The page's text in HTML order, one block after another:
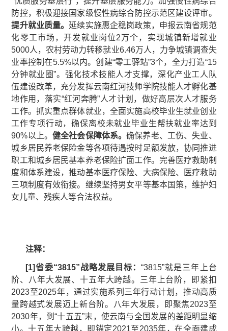
防控，积极迎接国家级慢性病综合防控示范区建设评审。
提升就业质量。 延续实施惠企稳岗政策，申报云南省规范
化零工市场，开发就业岗位2万个，实现城镇新增就业
5000人，农村劳动力转移就业6.46万人，力争城镇调查失
业率控制在5.5%以内。创建“零工驿站”3个，全力打造“15
分钟就业圈”。强化技术技能人才支撑，深化产业工人队
伍建设改革，充分发挥云南红河技师学院技能人才孵化基
地作用，落实“红河奔腾”人才计划，做好高层次人才服务
工作。抓实重点群体就业，全面实施高校毕业生就业创业
工作专项行动，确保离校未就业毕业生帮扶就业率达到
90%以上。 健全社会保障体系。确保养老、工伤、失业、
城乡居民养老保险金等各项待遇按时足额发放，协同推进
职工和城乡居民基本养老保险扩面工作。完善医疗救助制
度和体系建设，推动基本医疗保险、大病保险、医疗救助
三项制度有效衔接。继续坚持男女平等基本国策，维护妇
女儿童、残疾人等合法权益。
注释：
[1]省委“3815”战略发展目标：“3815”就是三年上台
阶、八年大发展、十五年大跨越。三年上台阶，即紧扣
2023至2025年，通过实施系列三年行动计划，推动高质
量跨越式发展迈上新台阶。八年大发展，即聚焦2023至
2030年，到“十五五”末，使云南与全国发展的差距明显缩
小。十五年大跨越，即锚定2021至2035年，在全面建成